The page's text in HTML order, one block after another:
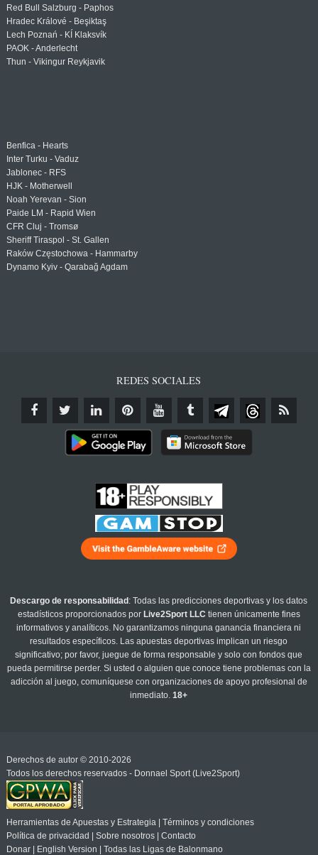
Red Bull Salzburg - Paphos
Hradec Králové - Beşiktaş
Lech Poznań - KÍ Klaksvík
PAOK - Anderlecht
Thun - Vikingur Reykjavik
Benfica - Hearts
Inter Turku - Vaduz
Jablonec - RFS
HJK - Motherwell
Noah Yerevan - Sion
Paide LM - Rapid Wien
CFR Cluj - Tromsø
Sheriff Tiraspol - St. Gallen
Raków Częstochowa - Hammarby
Dynamo Kyiv - Qarabağ Agdam
REDES SOCIALES
Descargo de responsabilidad : Todas las predicciones deportivas y los datos
estadísticos proporcionados por Live2Sport LLC tienen únicamente fines
informativos y analíticos. No garantizamos ninguna ganancia financiera ni
resultados específicos. Las apuestas deportivas implican un riesgo
significativo; por favor, juegue de forma responsable y solo con fondos que
pueda permitirse perder. Si usted o alguien que conoce tiene problemas con la
adicción al juego, comuníquese con organizaciones de apoyo profesional de
inmediato.18+
Derechos de autor © 2010-2026
Todos los derechos reservados - Donnael Sport (Live2Sport)
Herramientas de Apuestas y Estrategia| Términos y condiciones
Política de privacidad
Sobre nosotros| Contacto
Donar| English Version Todas las Ligas de Balonmano